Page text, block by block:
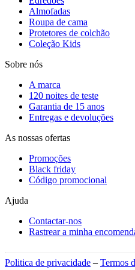
Almofadas
Roupa de cama
Protetores de colchão
Coleção Kids
Sobre nós
A marca
120 noites de teste
Garantia de 15 anos
Entregas e devoluções
As nossas ofertas
Promoções
Black friday
Código promocional
Ajuda
Contactar-nos
Rastrear a minha
Politica de privacidade – Termos